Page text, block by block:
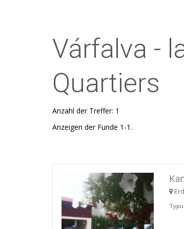
Várfalva -
Quartiers
Anzahl der Treffer: 1
Anzeigen der Funde 1-1.